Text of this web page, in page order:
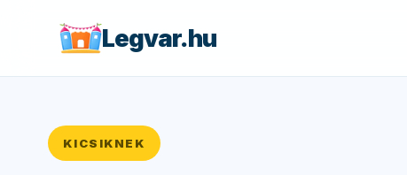
Legvar.hu
KICSIKNEK